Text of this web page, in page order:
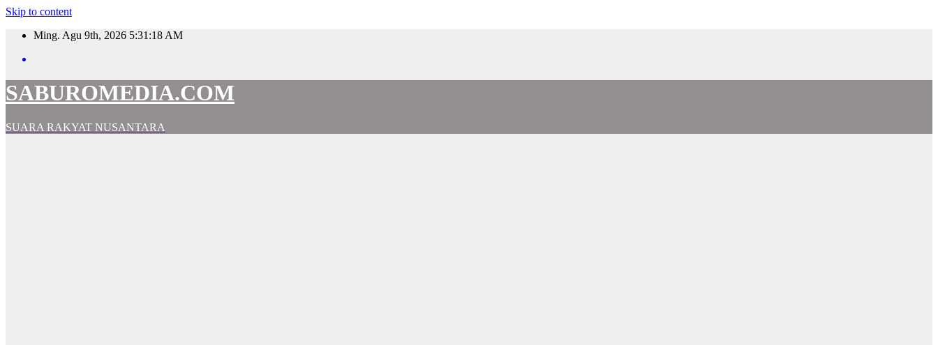
Skip to content
Ming. Agu 9th, 2026 5:31:20 AM
SABUROMEDIA.COM
SUARA RAKYAT NUSANTARA